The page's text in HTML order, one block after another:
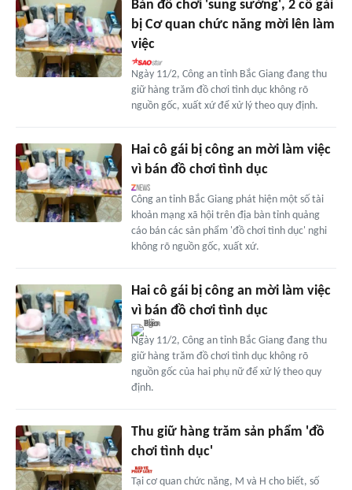
Bán đồ chơi 'sung sướng', 2 cô gái
bị Cơ quan chức năng mời lên làm
việc
Ngày 11/2, Công an tỉnh Bắc Giang đang thu
giữ hàng trăm đồ chơi tình dục không rõ
nguồn gốc, xuất xứ để xử lý theo quy định.
Hai cô gái bị công an mời làm việc
vì bán đồ chơi tình dục
Công an tỉnh Bắc Giang phát hiện một số tài
khoản mạng xã hội trên địa bàn tỉnh quảng
cáo bán các sản phẩm 'đồ chơi tình dục' nghi
không rõ nguồn gốc, xuất xứ.
Hai cô gái bị công an mời làm việc
vì bán đồ chơi tình dục
Ngày 11/2, Công an tỉnh Bắc Giang đang thu
giữ hàng trăm đồ chơi tình dục không rõ
nguồn gốc của hai phụ nữ để xử lý theo quy
định.
Thu giữ hàng trăm sản phẩm 'đồ
chơi tình dục'
Tại cơ quan chức năng, M và H cho biết, số